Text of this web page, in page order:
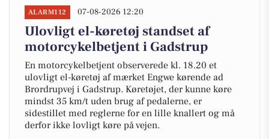
ALARM112 07-08-2026 12:20
Ulovligt el-køretøj standset af
motorcykelbetjent i Gadstrup
En motorcykelbetjent observerede kl. 18.20 et
ulovligt el-køretøj af mærket Engwe kørende ad
Brordrupvej i Gadstrup. Køretøjet, der kunne køre
mindst 35 km/t uden brug af pedalerne, er
sidestillet med reglerne for en lille knallert og må
derfor ikke lovligt køre på vejen.